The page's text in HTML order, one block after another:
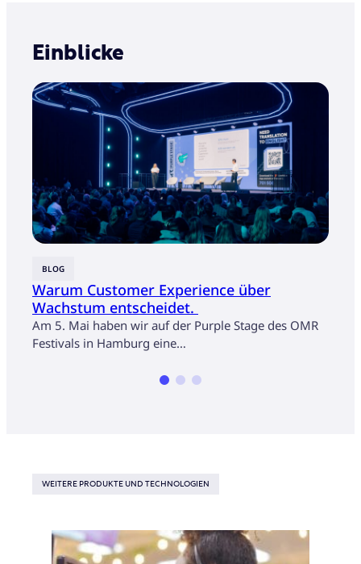
Einblicke
BLOG
Warum Customer Experience über
Wachstum entscheidet.
Am 5. Mai haben wir auf der Purple Stage des OMR
Festivals in Hamburg eine…
WEITERE PRODUKTE UND TECHNOLOGIEN